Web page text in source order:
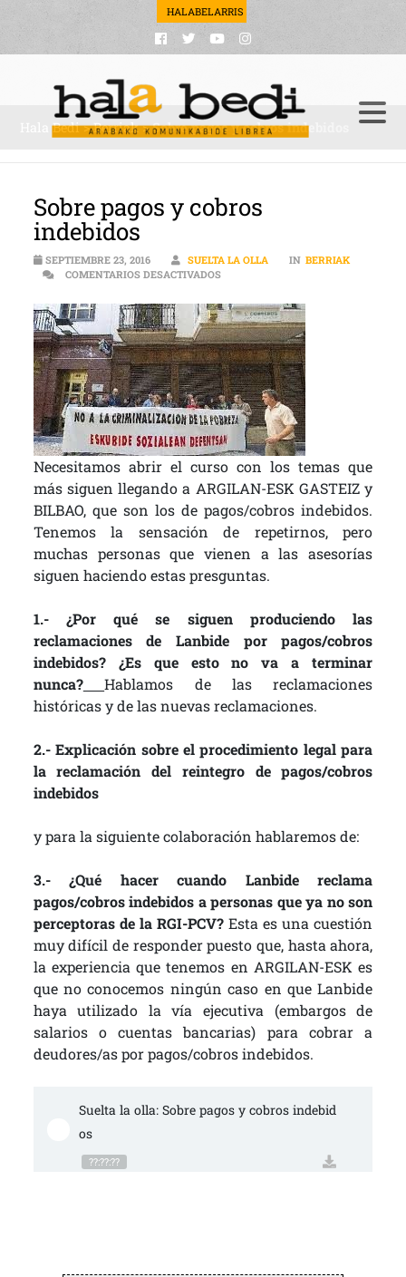
HALABELARRIS
Hala Bedi>Berriak>Sobre pagos y cobros indebidos
Sobre pagos y cobros
indebidos
SEPTIEMBRE 23, 2016 SUELTA LA OLLA IN BERRIAK
COMENTARIOS DESACTIVADOSEN SOBRE PAGOS Y COBROS
Necesitamos abrir el curso con los temas que
más siguen llegando a ARGILAN-ESK GASTEIZ y
BILBAO, que son los de pagos/cobros indebidos.
Tenemos la sensación de repetirnos, pero
muchas personas que vienen a las asesorías
siguen haciendo estas presguntas.
1.- ¿Por qué se siguen produciendo las
reclamaciones de Lanbide por pagos/cobros
indebidos? ¿Es que esto no va a terminar
nunca?
Hablamos de las reclamaciones
históricas y de las nuevas reclamaciones.
2.- Explicación sobre el procedimiento legal para
la reclamación del reintegro de pagos/cobros
indebidos
y para la siguiente colaboración hablaremos de:
3.- ¿Qué hacer cuando Lanbide reclama
pagos/cobros indebidos a personas que ya no son
perceptoras de la RGI-PCV?Esta es una cuestión
muy difícil de responder puesto que, hasta ahora,
la experiencia que tenemos en ARGILAN-ESK es
que no conocemos ningún caso en que Lanbide
haya utilizado la vía ejecutiva (embargos de
salarios o cuentas bancarias) para cobrar a
deudores/as por pagos/cobros indebidos.
Suelta la olla: Sobre pagos y cobros indebid
os
??:??:??